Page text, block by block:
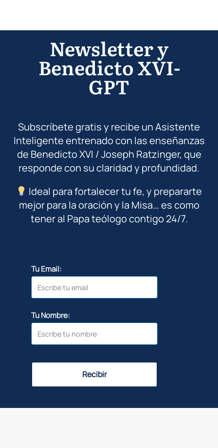
Newsletter y
Benedicto XVI-
GPT
Subscríbete gratis y recibe un Asistente
Inteligente entrenado con las enseñanzas
de Benedicto XVI / Joseph Ratzinger, que
responde con su claridad y profundidad.
Ideal para fortalecer tu fe, y prepararte
mejor para la oración y la Misa… es como
tener al Papa teólogo contigo 24/7.
Tu Email:
Tu Nombre:
Recibir